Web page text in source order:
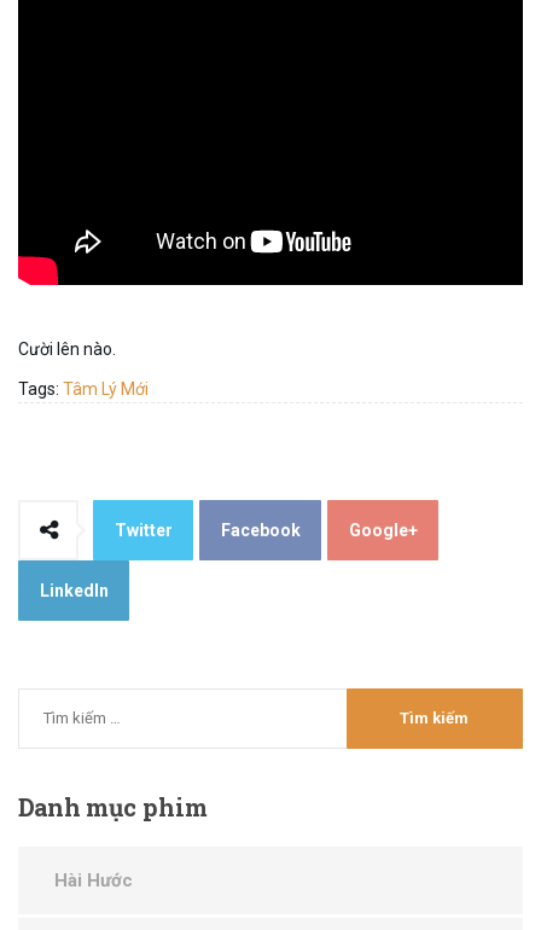
Cười lên nào.
Tags: Tâm Lý Mới
Twitter Facebook Google+
LinkedIn
Danhmục phim
Hài Hước